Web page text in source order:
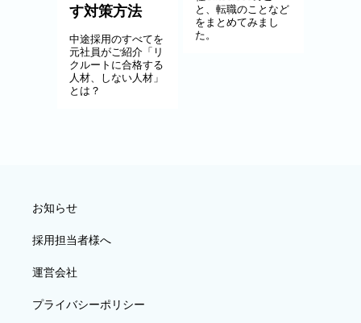
す対策方法
中途採用のすべてを
元社員がご紹介「リ
クルートに合格する
人材、しない人材」
とは？
と、転職のことなど
をまとめてみまし
た。
お知らせ
採用担当者様へ
運営会社
プライバシーポリシー